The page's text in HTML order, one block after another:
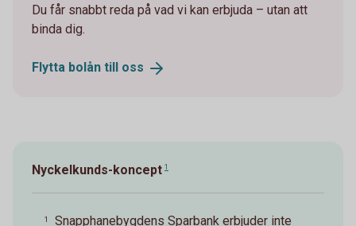
Du får snabbt reda på vad vi kan erbjuda – utan att
binda dig.
Flytta bolån till oss
Nyckelkunds-koncept 1
1
Snapphanebygdens Sparbank erbjuder inte